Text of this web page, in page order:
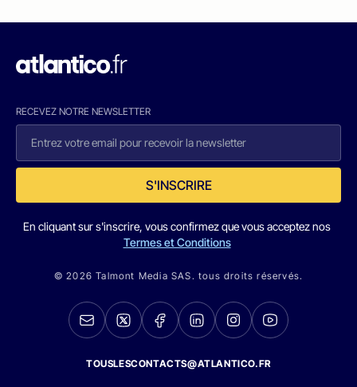
RECEVEZ NOTRE NEWSLETTER
S'INSCRIRE
En cliquant sur s'inscrire, vous confirmez que vous acceptez nos
Termes et Conditions
© 2026 Talmont Media SAS. tous droits réservés.
TOUSLESCONTACTS@ATLANTICO.FR